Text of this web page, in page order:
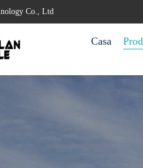
Co., Ltd
Casa